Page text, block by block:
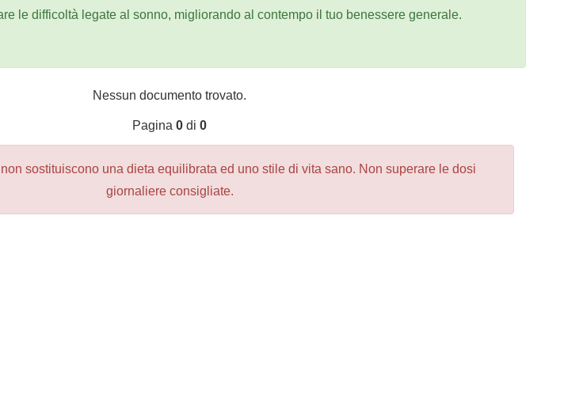
le difficoltà legate al sonno, migliorando al contempo il tuo benessere generale.
Nessun documento trovato.
Pagina 0 di 0
sostituiscono una dieta equilibrata ed uno stile di vita sano. Non superare le dosi
giornaliere consigliate.